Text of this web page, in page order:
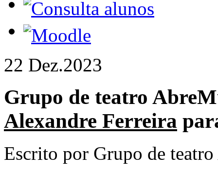
22 Dez.2023
Grupo de teatro
Alexandre Ferreira
Escrito por Grupo de